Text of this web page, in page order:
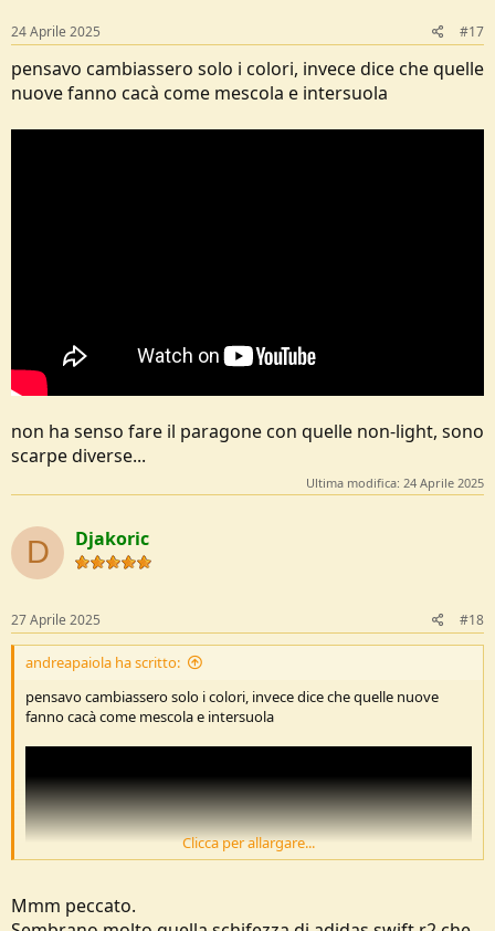
24 Aprile 2025 #17
pensavo cambiassero solo i colori, invece dice che quelle
nuove fanno cacà come mescola e intersuola
non ha senso fare il paragone con quelle non-light, sono
scarpe diverse...
Ultima modifica: 24 Aprile 2025
D Djakoric
27 Aprile 2025 #18
andreapaiola ha scritto:
pensavo cambiassero solo i colori, invece dice che quelle nuove
fanno cacà come mescola e intersuola
Clicca per allargare...
Mmm peccato.